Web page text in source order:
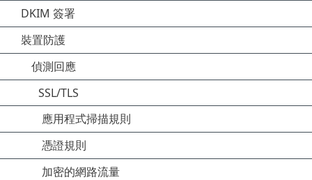
DKIM 簽署
裝置防護
偵測回應
SSL/TLS
應用程式掃描規則
憑證規則
加密的網路流量